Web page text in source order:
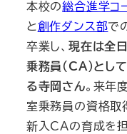
本校の総合進学コ
と創作ダンス部で
卒業し、 現在は全
乗務員（CA）とし
る寺岡さん。来年
室乗務員の資格取
新入CAの育成を